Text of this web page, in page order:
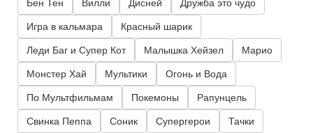
Бен Тен Вилли Дисней Дружба это чудо
Игра в кальмара Красный шарик
Леди Баг и Супер Кот Малышка Хейзел Марио
Монстер Хай Мультики Огонь и Вода
По Мультфильмам Покемоны Рапунцель
Свинка Пеппа Соник Супергерои Тачки